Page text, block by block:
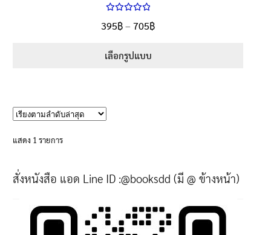
5.00
ตั้งแต่
395฿– 705฿Price
เลือกรูปแบบ
may
chosen
on
แสดง 1 รายการ
สั่งหนังสือ แอด Line ID :@booksdd (มี @ ข้างหน้า)